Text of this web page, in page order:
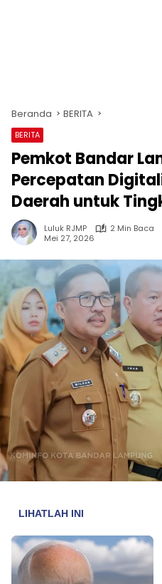
Beranda BERITA
BERITA
Pemkot Bandar
Percepatan
Daerah untuk
Luluk RJMP
2 Min Baca
Mei 27, 2026